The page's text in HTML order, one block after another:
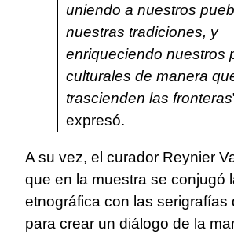
uniendo a nuestros
nuestras tradiciones, y
enriqueciendo nuestros
culturales de manera
trascienden las fronteras
expresó.
A su vez, el curador Reynier
que en la muestra se conjugó
etnográfica con las serigrafías
para crear un diálogo de la